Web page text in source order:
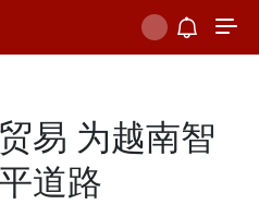
易 为越南智
道路